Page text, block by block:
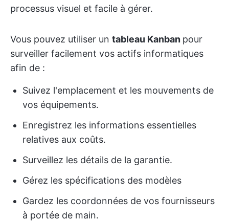
processus visuel et facile à gérer.
Vous pouvez utiliser un tableau Kanban pour
surveiller facilement vos actifs informatiques
afin de :
Suivez l'emplacement et les mouvements de
vos équipements.
Enregistrez les informations essentielles
relatives aux coûts.
Surveillez les détails de la garantie.
Gérez les spécifications des modèles
Gardez les coordonnées de vos fournisseurs
à portée de main.